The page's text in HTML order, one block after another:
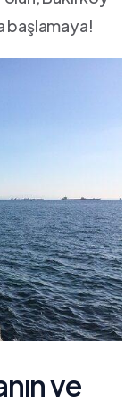
⁢başlamaya!
ve